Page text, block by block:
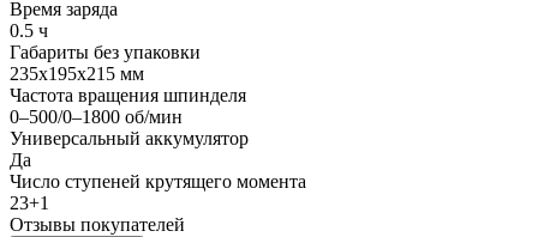
Время заряда
0.5 ч
Габариты без упаковки
235х195х215 мм
Частота вращения шпинделя
0–500/0–1800 об/мин
Универсальный аккумулятор
Да
Число ступеней крутящего момента
23+1
Отзывы покупателей